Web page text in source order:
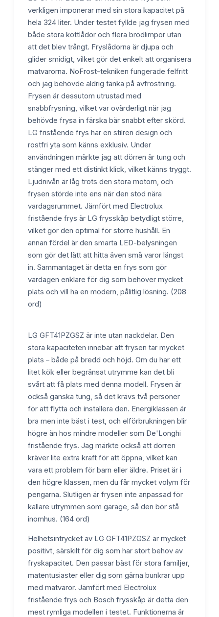
verkligen imponerar med sin stora kapacitet på
hela 324 liter. Under testet fyllde jag frysen med
både stora köttlådor och flera brödlimpor utan
att det blev trångt. Fryslådorna är djupa och
glider smidigt, vilket gör det enkelt att organisera
matvarorna. NoFrost-tekniken fungerade felfritt
och jag behövde aldrig tänka på avfrostning.
Frysen är dessutom utrustad med
snabbfrysning, vilket var ovärderligt när jag
behövde frysa in färska bär snabbt efter skörd.
LG fristående frys har en stilren design och
rostfri yta som känns exklusiv. Under
användningen märkte jag att dörren är tung och
stänger med ett distinkt klick, vilket känns tryggt.
Ljudnivån är låg trots den stora motorn, och
frysen störde inte ens när den stod nära
vardagsrummet. Jämfört med Electrolux
fristående frys är LG frysskåp betydligt större,
vilket gör den optimal för större hushåll. En
annan fördel är den smarta LED-belysningen
som gör det lätt att hitta även små varor längst
in. Sammantaget är detta en frys som gör
vardagen enklare för dig som behöver mycket
plats och vill ha en modern, pålitlig lösning. (208
ord)
LG GFT41PZGSZ är inte utan nackdelar. Den
stora kapaciteten innebär att frysen tar mycket
plats – både på bredd och höjd. Om du har ett
litet kök eller begränsat utrymme kan det bli
svårt att få plats med denna modell. Frysen är
också ganska tung, så det krävs två personer
för att flytta och installera den. Energiklassen är
bra men inte bäst i test, och elförbrukningen blir
högre än hos mindre modeller som De'Longhi
fristående frys. Jag märkte också att dörren
kräver lite extra kraft för att öppna, vilket kan
vara ett problem för barn eller äldre. Priset är i
den högre klassen, men du får mycket volym för
pengarna. Slutligen är frysen inte anpassad för
kallare utrymmen som garage, så den bör stå
inomhus. (164 ord)
Helhetsintrycket av LG GFT41PZGSZ är mycket
positivt, särskilt för dig som har stort behov av
fryskapacitet. Den passar bäst för stora familjer,
matentusiaster eller dig som gärna bunkrar upp
med matvaror. Jämfört med Electrolux
fristående frys och Bosch frysskåp är detta den
mest rymliga modellen i testet. Funktionerna är